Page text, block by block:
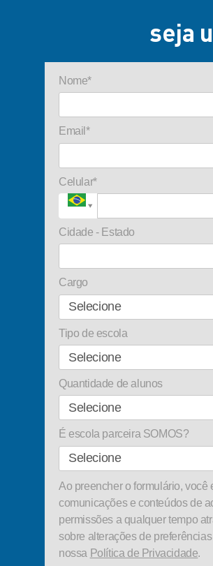
seja
Nome*
Email*
Celular*
Cidade - Estado
Cargo
Tipo de escola
Quantidade de alunos
É escola parceira SOMOS?
Ao preencher o formulário, você
comunicações e conteúdos de
permissões a qualquer tempo
sobre alterações de
nossa Política de Privacidade.